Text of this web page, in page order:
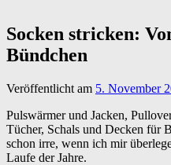
Socken stricken:
Bündchen
Veröffentlicht am 5. November
Pulswärmer und Jacken,
Tücher, Schals und Decken für
schon irre, wenn ich mir
Laufe der Jahre.